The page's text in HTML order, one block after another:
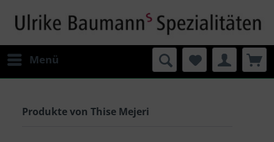
Menü
Produkte von Thise Mejeri